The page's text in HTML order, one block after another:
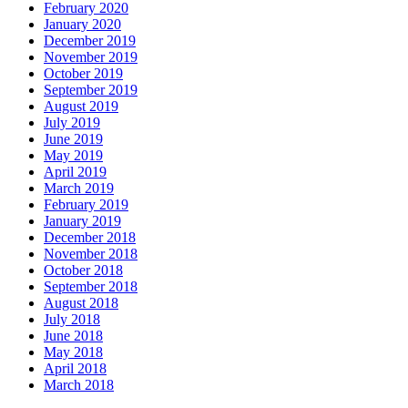
February 2020
January 2020
December 2019
November 2019
October 2019
September 2019
August 2019
July 2019
June 2019
May 2019
April 2019
March 2019
February 2019
January 2019
December 2018
November 2018
October 2018
September 2018
August 2018
July 2018
June 2018
May 2018
April 2018
March 2018